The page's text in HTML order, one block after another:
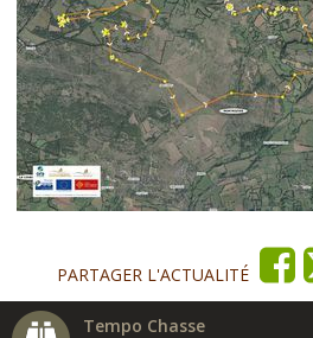
PARTAGER L'ACTUALITÉ
Tempo Chasse